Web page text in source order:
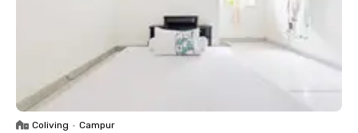
Coliving • Campur